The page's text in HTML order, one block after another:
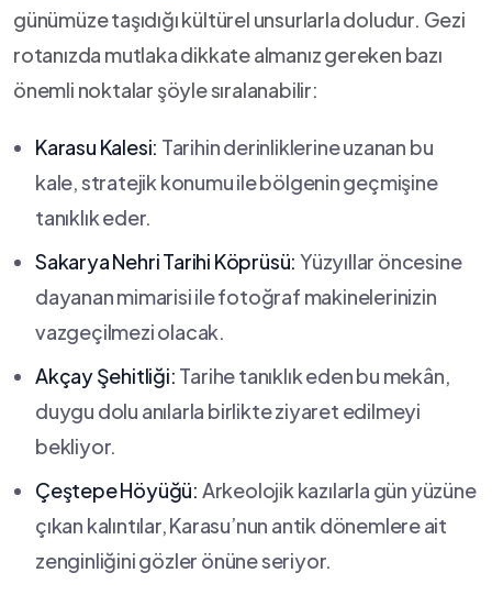
günümüze taşıdığı kültürel unsurlarla doludur. Gezi
rotanızda mutlaka dikkate almanız gereken‍ bazı
önemli noktalar şöyle sıralanabilir:
Karasu Kalesi: ⁤Tarihin derinliklerine uzanan bu
kale, stratejik konumu ile⁤ bölgenin ⁣geçmişine
tanıklık eder.
Sakarya Nehri Tarihi‌ Köprüsü: Yüzyıllar öncesine
dayanan⁣ mimarisi ⁣ile fotoğraf makinelerinizin
‌vazgeçilmezi olacak.
Akçay ⁢Şehitliği: Tarihe tanıklık eden bu mekân,
duygu ​dolu anılarla birlikte ziyaret edilmeyi
bekliyor.
Çeştepe Höyüğü: Arkeolojik kazılarla‌ gün yüzüne
çıkan kalıntılar,⁣ Karasu’nun antik dönemlere⁣ ait
zenginliğini gözler önüne seriyor.